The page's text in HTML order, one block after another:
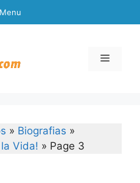
Menu
Menu
» Biografias »
Vida! » Page 3